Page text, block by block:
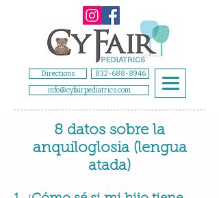
Directions
832-688-8946
info@cyfairpediatrics.com
8 datos sobre la
anquiloglosia (lengua
atada)